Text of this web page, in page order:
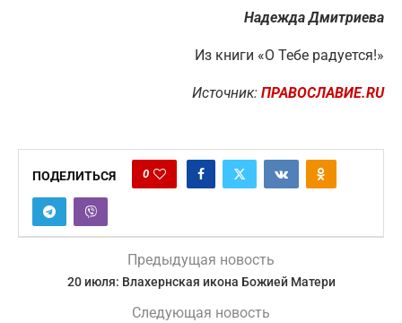
Надежда Дмитриева
Из книги «О Тебе радуется!»
Источник: ПРАВОСЛАВИЕ.RU
ПОДЕЛИТЬСЯ 0
Предыдущая новость
20 июля: Влахернская икона Божией Матери
Следующая новость